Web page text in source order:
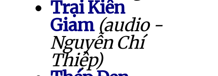
Trại Kiên
Giam (audio -
Nguyễn Chí
Thiệp)